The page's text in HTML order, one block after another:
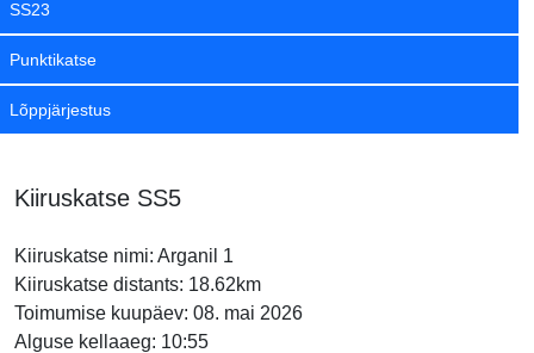
SS23
Punktikatse
Lõppjärjestus
Kiiruskatse SS5
Kiiruskatse nimi: Arganil 1
Kiiruskatse distants: 18.62km
Toimumise kuupäev: 08. mai 2026
Alguse kellaaeg: 10:55